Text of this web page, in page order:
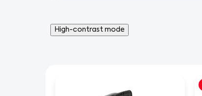
High-contrast mode